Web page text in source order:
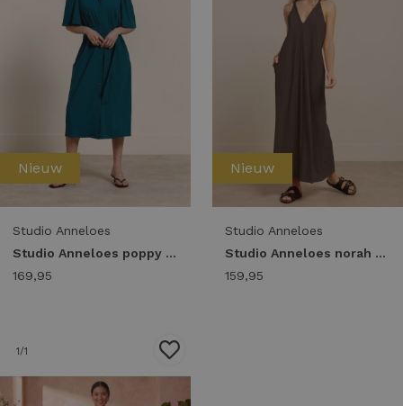
Nieuw
Studio Anneloes
Studio Anneloes poppy butterfly dress 14048 Jurk 8200 teal
169,95
Nieuw
Studio Anneloes
Studio Anneloes norah 2way dress 13966 Jurk 8700 espresso
159,95
1/1